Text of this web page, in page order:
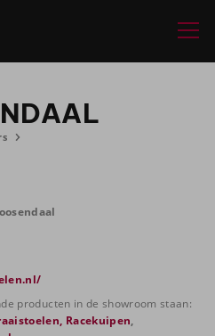
producten in de showroom staan:
Racekuipen